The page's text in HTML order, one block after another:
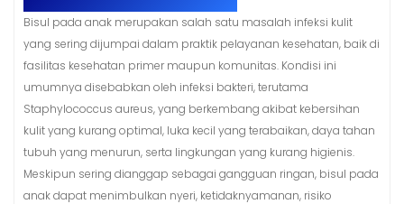
Bisul pada anak merupakan salah satu masalah infeksi kulit
yang sering dijumpai dalam praktik pelayanan kesehatan, baik di
fasilitas kesehatan primer maupun komunitas. Kondisi ini
umumnya disebabkan oleh infeksi bakteri, terutama
Staphylococcus aureus, yang berkembang akibat kebersihan
kulit yang kurang optimal, luka kecil yang terabaikan, daya tahan
tubuh yang menurun, serta lingkungan yang kurang higienis.
Meskipun sering dianggap sebagai gangguan ringan, bisul pada
anak dapat menimbulkan nyeri, ketidaknyamanan, risiko